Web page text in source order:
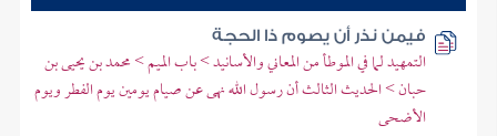
فيمن نذر أن يصوم ذا الحجة
التمهيد لما في الموطأ من المعاني والأسانيد > باب الميم > محمد بن يحيى بن
حبان > الحديث الثالث أن رسول الله نهى عن صيام يومين يوم الفطر ويوم
الأضحى